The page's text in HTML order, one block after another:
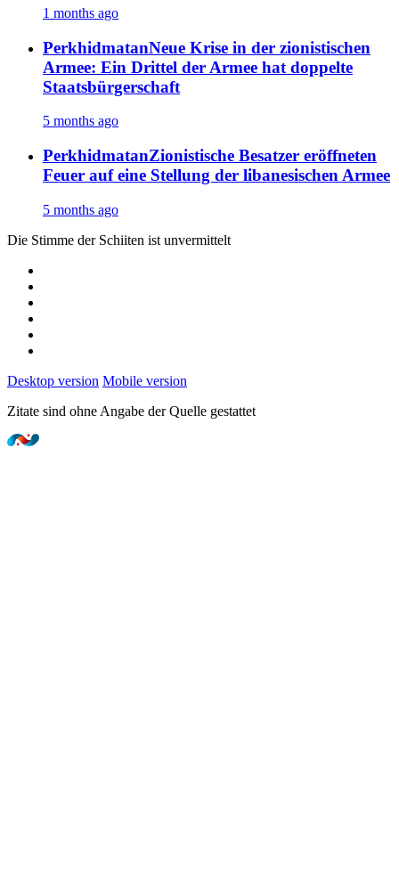
1 months ago
PerkhidmatanNeue Krise in der zionistischen
Armee: Ein Drittel der Armee hat doppelte
Staatsbürgerschaft
5 months ago
PerkhidmatanZionistische Besatzer eröffneten
Feuer auf eine Stellung der libanesischen Armee
5 months ago
Die Stimme der Schiiten ist unvermittelt
Desktop version Mobile version
Zitate sind ohne Angabe der Quelle gestattet